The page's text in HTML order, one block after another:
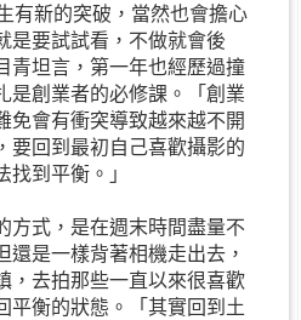
有新的突破，當然也會擔心
是要試試看，不做就會後
青坦言，第一年也經歷過撞
是創業者的必修課。「創業
免會有衝突導致越來越不開
要回到最初自己喜歡攝影的
到平衡。」
方式，是在週末時間盡量不
還是一樣背著相機走出去，
，去拍那些一直以來很喜歡
平衡的狀態。「其實回到土